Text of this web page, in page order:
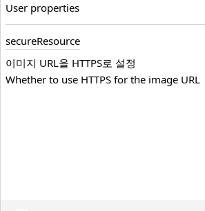
User properties
secureResource
이미지 URL을 HTTPS로 설정
Whether to use HTTPS for the image URL